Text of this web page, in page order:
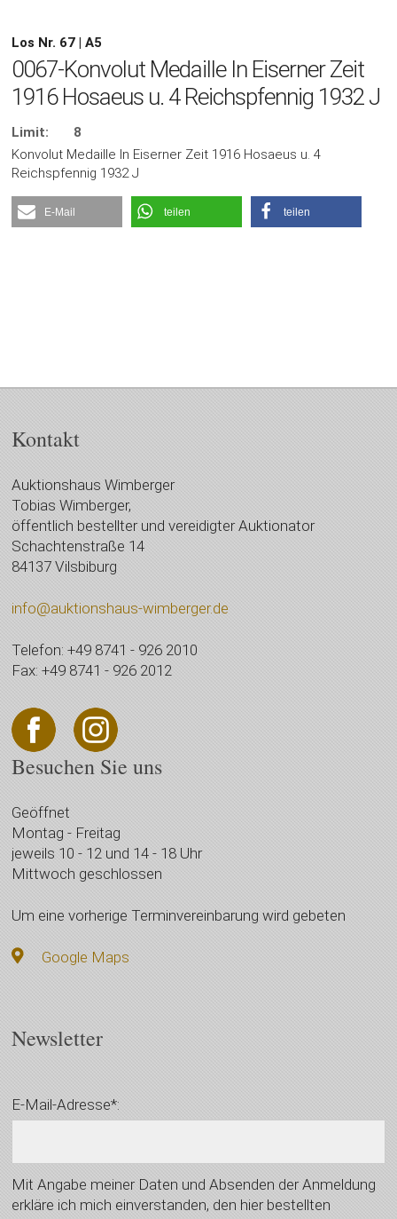
Los Nr. 67 | A5
0067-Konvolut Medaille In Eiserner Zeit
1916 Hosaeus u. 4 Reichspfennig 1932 J
Limit:
8
Konvolut Medaille In Eiserner Zeit 1916 Hosaeus u. 4
Reichspfennig 1932 J
E-Mail teilen teilen
Kontakt
Auktionshaus Wimberger
Tobias Wimberger,
öffentlich bestellter und vereidigter Auktionator
Schachtenstraße 14
84137 Vilsbiburg
info@auktionshaus-wimberger.de
Telefon: +49 8741 - 926 2010
Fax: +49 8741 - 926 2012
Besuchen Sie uns
Geöffnet
Montag - Freitag
jeweils 10 - 12 und 14 - 18 Uhr
Mittwoch geschlossen
Um eine vorherige Terminvereinbarung wird gebeten
Google Maps
Newsletter
E-Mail-Adresse*:
Mit Angabe meiner Daten und Absenden der Anmeldung
erkläre ich mich einverstanden, den hier bestellten